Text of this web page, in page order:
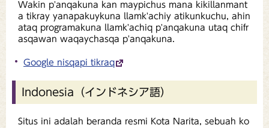
Wakin p'anqakuna kan maypichus mana kikillanmant
a tikray yanapakuykuna llamk'achiy atikunkuchu, ahin
ataq programakuna llamk'achiq p'anqakuna utaq chifr
asqawan waqaychasqa p'anqakuna.
Google nisqapi tikraq
Indonesia（インドネシア語）
Situs ini adalah beranda resmi Kota Narita, sebuah ko